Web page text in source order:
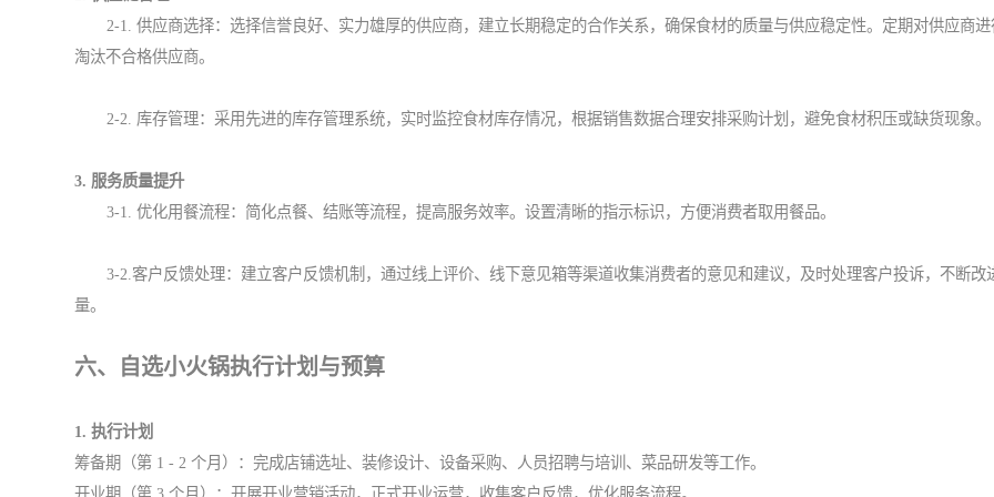
2-1. 供应商选择：选择信誉良好、实力雄厚的供应商，建立长期稳定的合作关系，确保食材的质量与供应稳定性。定期对供应商进
淘汰不合格供应商。
2-2. 库存管理：采用先进的库存管理系统，实时监控食材库存情况，根据销售数据合理安排采购计划，避免食材积压或缺货现象。
3. 服务质量提升
3-1. 优化用餐流程：简化点餐、结账等流程，提高服务效率。设置清晰的指示标识，方便消费者取用餐品。
3-2.客户反馈处理：建立客户反馈机制，通过线上评价、线下意见箱等渠道收集消费者的意见和建议，及时处理客户投诉，不断改
量。
六、自选小火锅执行计划与预算
1. 执行计划
筹备期（第 1 - 2 个月）：完成店铺选址、装修设计、设备采购、人员招聘与培训、菜品研发等工作。